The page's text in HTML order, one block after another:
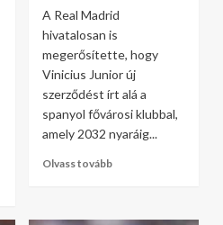
A Real Madrid
hivatalosan is
megerősítette, hogy
Vinicius Junior új
szerződést írt alá a
spanyol fővárosi klubbal,
amely 2032 nyaráig...
Olvass tovább